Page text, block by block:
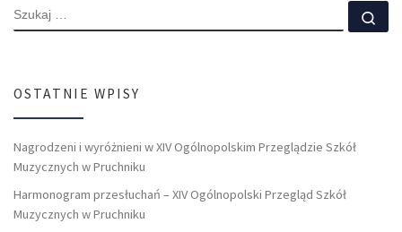
SZUKAJ
OSTATNIE WPISY
Nagrodzeni i wyróżnieni w XIV Ogólnopolskim Przeglądzie Szkół
Muzycznych w Pruchniku
Harmonogram przesłuchań – XIV Ogólnopolski Przegląd Szkół
Muzycznych w Pruchniku